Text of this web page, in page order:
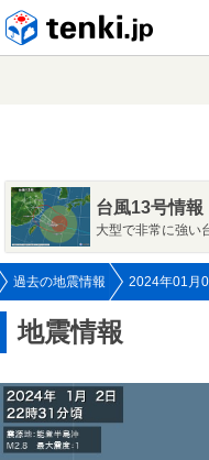
台風13号情報
大型で非常に強い
過去の地震情報 2024年01月
地震情報